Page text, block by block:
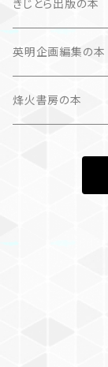
画集
作品集＋エッセイ
カレンダー
写真集
作品集＋エッセイ
きじとら出版の本
英明企画編集の本
烽火書房の本